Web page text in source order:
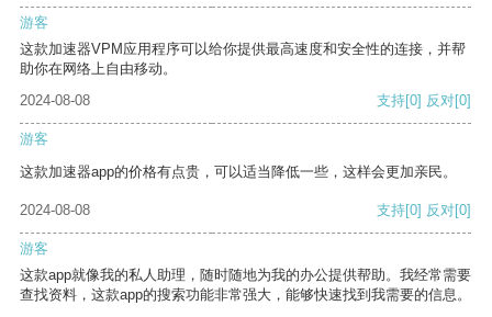
游客
这款加速器VPM应用程序可以给你提供最高速度和安全性的连接，并帮
助你在网络上自由移动。
2024-08-08
支持[0] 反对[0]
游客
这款加速器app的价格有点贵，可以适当降低一些，这样会更加亲民。
2024-08-08 支持[0] 反对[0]
游客
这款app就像我的私人助理，随时随地为我的办公提供帮助。我经常需要
查找资料，这款app的搜索功能非常强大，能够快速找到我需要的信息。